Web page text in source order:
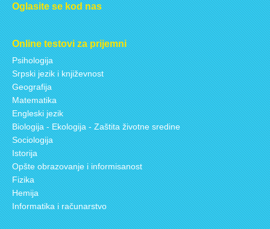
Oglasite se kod nas
Online testovi za prijemni
Psihologija
Srpski jezik i književnost
Geografija
Matematika
Engleski jezik
Biologija - Ekologija - Zaštita životne sredine
Sociologija
Istorija
Opšte obrazovanje i informisanost
Fizika
Hemija
Informatika i računarstvo